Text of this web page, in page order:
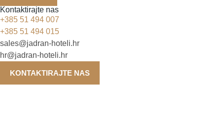
Kontaktirajte nas
+385 51 494 007
+385 51 494 015
sales@jadran-hoteli.hr
hr@jadran-hoteli.hr
KONTAKTIRAJTE NAS